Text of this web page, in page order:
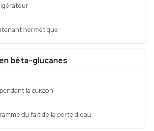
hermétique
bêta-glucanes
la cuisson
du fait de la perte d'eau